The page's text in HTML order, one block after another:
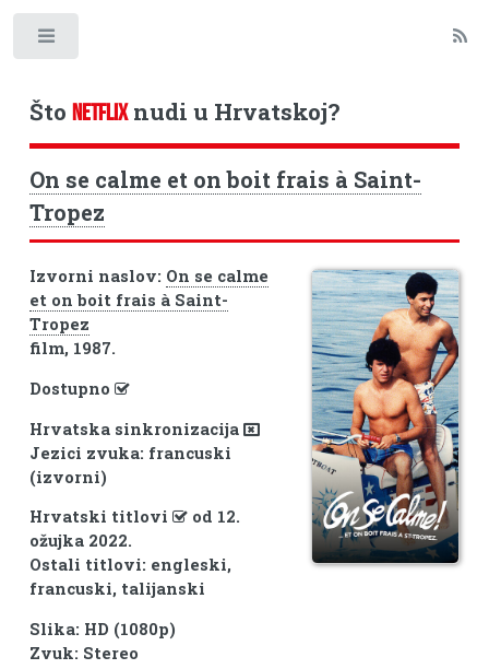
Što NETFLIXnudi u Hrvatskoj?
On se calme et on boit frais à Saint-
Tropez
Izvorni naslov: On se calme
et on boit frais à Saint-
Tropez
film, 1987.
Dostupno
Hrvatska sinkronizacija
Jezici zvuka: francuski
(izvorni)
Hrvatski titlovi
od 12.
ožujka 2022.
Ostali titlovi: engleski,
francuski, talijanski
Slika: HD (1080p)
Zvuk: Stereo